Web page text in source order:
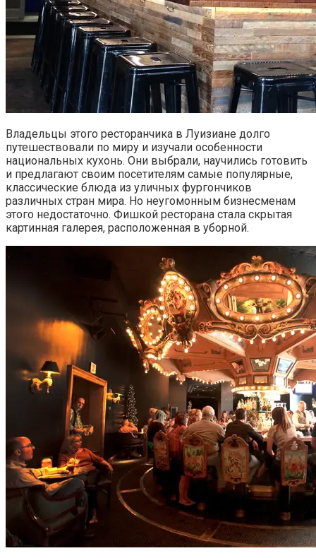
Владельцы этого ресторанчика в Луизиане долго
путешествовали по миру и изучали особенности
национальных кухонь. Они выбрали, научились готовить
и предлагают своим посетителям самые популярные,
классические блюда из уличных фургончиков
различных стран мира. Но неугомонным бизнесменам
этого недостаточно. Фишкой ресторана стала скрытая
картинная галерея, расположенная в уборной.